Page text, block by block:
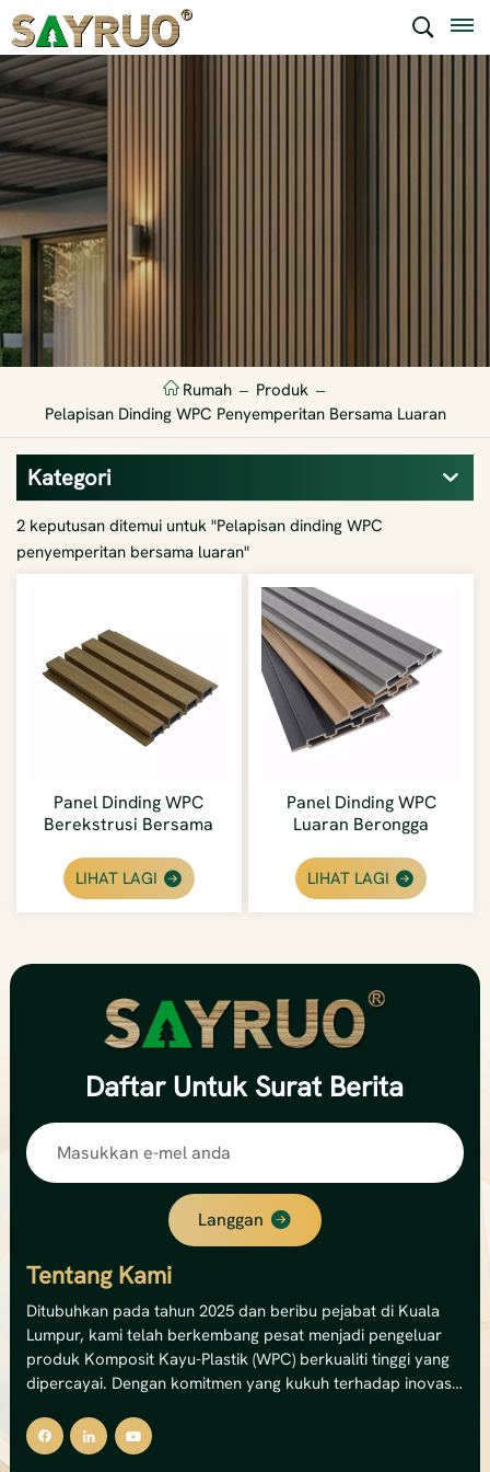
Rumah
Produk
Pelapisan Dinding WPC Penyemperitan Bersama Luaran
Kategori
2 keputusan ditemui untuk "Pelapisan dinding WPC
penyemperitan bersama luaran"
Panel Dinding WPC
Berekstrusi Bersama
Untuk Fasad Komersial
Berimpak Tinggi
LIHAT LAGI
Panel Dinding WPC
Luaran Berongga
LIHAT LAGI
Daftar Untuk Surat Berita
Langgan
Tentang Kami
Ditubuhkan pada tahun 2025 dan beribu pejabat di Kuala
Lumpur, kami telah berkembang pesat menjadi pengeluar
produk Komposit Kayu-Plastik (WPC) berkualiti tinggi yang
dipercayai. Dengan komitmen yang kukuh terhadap inovasi
penyelesaian dek WPC luaran, panel dinding dan pagar
premium.Kemudahan canggih kami mengendalikan 12